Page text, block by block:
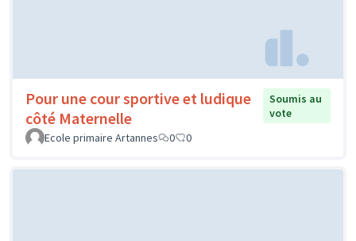
Pour une cour sportive et ludique
côté Maternelle
Soumis au
vote
Ecole primaire Artannes
0 0